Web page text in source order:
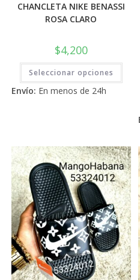
CHANCLETA NIKE BENASSI
ROSA CLARO
$4,200
Seleccionar opciones
Este
tiene
en
la
de
Envío: En menos de 24h